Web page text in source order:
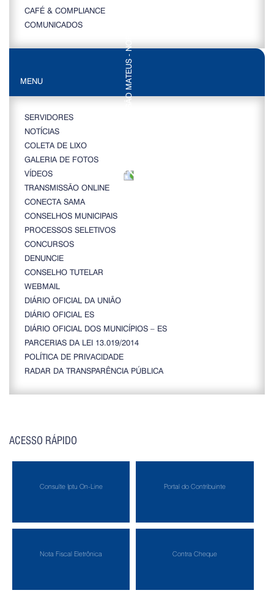
CAFÉ & COMPLIANCE
COMUNICADOS
MENU
SERVIDORES
NOTÍCIAS
COLETA DE LIXO
GALERIA DE FOTOS
VÍDEOS
TRANSMISSÃO ONLINE
CONECTA SAMA
CONSELHOS MUNICIPAIS
PROCESSOS SELETIVOS
CONCURSOS
DENUNCIE
CONSELHO TUTELAR
WEBMAIL
DIÁRIO OFICIAL DA UNIÃO
DIÁRIO OFICIAL ES
DIÁRIO OFICIAL DOS MUNICÍPIOS – ES
PARCERIAS DA LEI 13.019/2014
POLÍTICA DE PRIVACIDADE
RADAR DA TRANSPARÊNCIA PÚBLICA
ACESSO RÁPIDO
Consulte Iptu On-Line Portal do Contribuinte
Nota Fiscal Eletrônica Contra Cheque